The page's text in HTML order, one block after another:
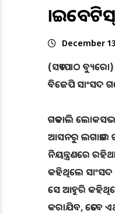
December
(ସତ୍ୟପାଠ
ବିଜେପି ସାଂସଦ
ଗତକାଲି
ଆସନରୁ ଲଗାତାର
ନିୟନ୍ତ୍ରଣରେ
କହିଥିଲେ ସାଂସଦ
ସେ ଆହୁରି କହିଥିଲେ
କରାଯିବ, ତେବେ